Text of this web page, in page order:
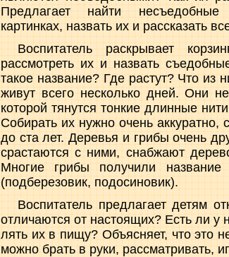
Предлагает найти
картинках, назвать их и рассказать
Воспитатель раскрывает
рассмотреть их и назвать
такое название? Где растут? Что из
живут всего несколь­ко дней. Они
которой тянутся тонкие длин­ные
Собирать их нужно очень аккуратно,
до ста лет. Деревья и грибы очень
срастаются с ними, снабжа­ют
Многие грибы получили
(подберезовик, подосиновик).
Воспитатель предлагает детям
отличаются от настоящих? Есть ли
лять их в пищу? Объясняет, что это
можно брать в руки, рассматривать,